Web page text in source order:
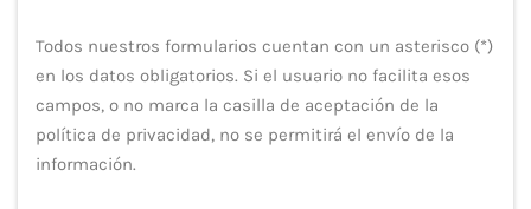
Todos nuestros formularios cuentan con un asterisco (*)
en los datos obligatorios. Si el usuario no facilita esos
campos, o no marca la casilla de aceptación de la
política de privacidad, no se permitirá el envío de la
información.